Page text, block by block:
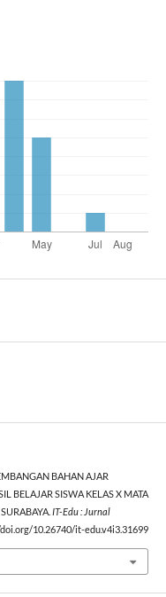
BAHAN AJAR
BELAJAR SISWA KELAS X MATA
IT-Edu : Jurnal
10.26740/it-edu.v4i3.31699